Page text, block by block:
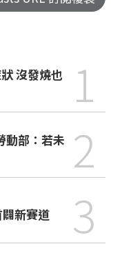
1
動部：若未 2
新賽道 3